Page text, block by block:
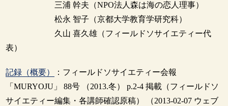
三浦 幹夫（NPO法人森は海の恋人理事）
松永 智子（京都大学教育学研究科）
久山 喜久雄（フィールドソサイエティー代
表）
記録（概要）
：フィールドソサイエティー会報
「MURYOJU」 88号 （2013.冬） p.2-4 掲載（フィールドソ
サイエティー編集・各講師確認原稿） （2013-02-07 ウェブ